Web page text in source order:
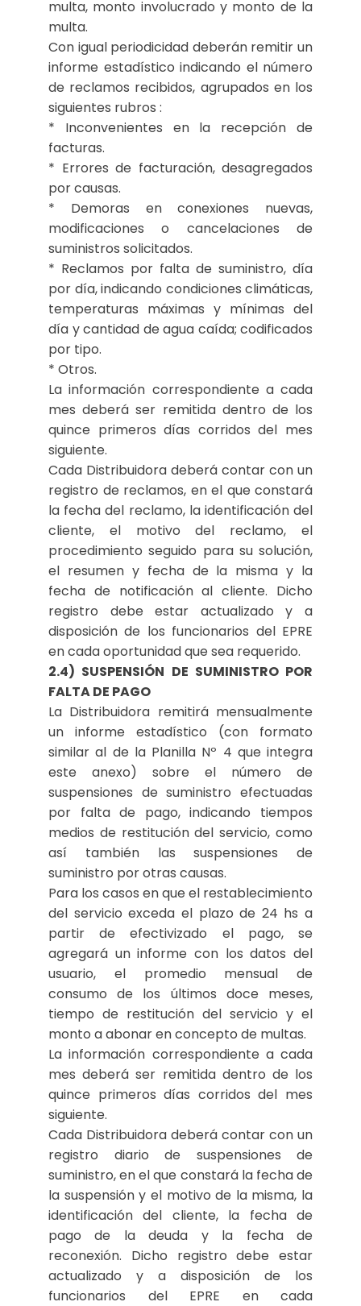
multa, monto involucrado y monto de la
multa.
Con igual periodicidad deberán remitir un
informe estadístico indicando el número
de reclamos recibidos, agrupados en los
siguientes rubros :
* Inconvenientes en la recepción de
facturas.
* Errores de facturación, desagregados
por causas.
* Demoras en conexiones nuevas,
modificaciones o cancelaciones de
suministros solicitados.
* Reclamos por falta de suministro, día
por día, indicando condiciones climáticas,
temperaturas máximas y mínimas del
día y cantidad de agua caída; codificados
por tipo.
* Otros.
La información correspondiente a cada
mes deberá ser remitida dentro de los
quince primeros días corridos del mes
siguiente.
Cada Distribuidora deberá contar con un
registro de reclamos, en el que constará
la fecha del reclamo, la identificación del
cliente, el motivo del reclamo, el
procedimiento seguido para su solución,
el resumen y fecha de la misma y la
fecha de notificación al cliente. Dicho
registro debe estar actualizado y a
disposición de los funcionarios del EPRE
en cada oportunidad que sea requerido.
2.4) SUSPENSIÓN DE SUMINISTRO POR
FALTA DE PAGO
La Distribuidora remitirá mensualmente
un informe estadístico (con formato
similar al de la Planilla Nº 4 que integra
este anexo) sobre el número de
suspensiones de suministro efectuadas
por falta de pago, indicando tiempos
medios de restitución del servicio, como
así también las suspensiones de
suministro por otras causas.
Para los casos en que el restablecimiento
del servicio exceda el plazo de 24 hs a
partir de efectivizado el pago, se
agregará un informe con los datos del
usuario, el promedio mensual de
consumo de los últimos doce meses,
tiempo de restitución del servicio y el
monto a abonar en concepto de multas.
La información correspondiente a cada
mes deberá ser remitida dentro de los
quince primeros días corridos del mes
siguiente.
Cada Distribuidora deberá contar con un
registro diario de suspensiones de
suministro, en el que constará la fecha de
la suspensión y el motivo de la misma, la
identificación del cliente, la fecha de
pago de la deuda y la fecha de
reconexión. Dicho registro debe estar
actualizado y a disposición de los
funcionarios del EPRE en cada